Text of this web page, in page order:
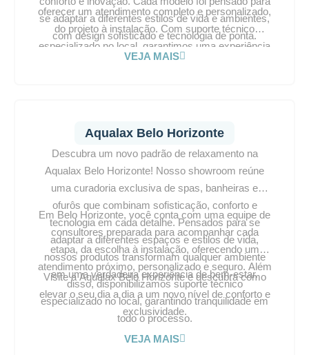
se adaptar a diferentes estilos de vida e ambientes,
com design sofisticado e tecnologia de ponta.
oferecer um atendimento completo e personalizado,
do projeto à instalação. Com suporte técnico
especializado no local, garantimos uma experiência
impecável. Visite a Aqualax Limeira e transforme
VEJA MAIS
Aqualax Belo Horizonte
Descubra um novo padrão de relaxamento na
Aqualax Belo Horizonte! Nosso showroom reúne
uma curadoria exclusiva de spas, banheiras e
ofurôs que combinam sofisticação, conforto e
tecnologia em cada detalhe. Pensados para se
adaptar a diferentes espaços e estilos de vida,
nossos produtos transformam qualquer ambiente
em uma verdadeira experiência de bem-estar.
Em Belo Horizonte, você conta com uma equipe de
consultores preparada para acompanhar cada
etapa, da escolha à instalação, oferecendo um
atendimento próximo, personalizado e seguro. Além
disso, disponibilizamos suporte técnico
especializado no local, garantindo tranquilidade em
todo o processo.
Visite a Aqualax Belo Horizonte e descubra como
elevar o seu dia a dia a um novo nível de conforto e
exclusividade.
VEJA MAIS